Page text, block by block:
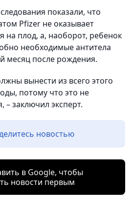
показали, что
Pfizer не оказывает
на плод, а, наоборот, ребенок
необходимые антитела
месяц после рождения.
вынести из всего этого
потому что это не
– заключил эксперт.
новостью
в Google, чтобы
новости первым